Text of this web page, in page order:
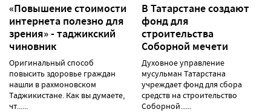
«Повышение стоимости
интернета полезно для
зрения» - таджикский
чиновник
Оригинальный способ
повысить здоровье граждан
нашли в рахмоновском
Таджикистане. Как вы думаете,
чт......
В Татарстане создают
фонд для
строительства
Соборной мечети
Духовное управление
мусульман Татарстана
учреждает фонд для сбора
средств на строительство
Соборной......